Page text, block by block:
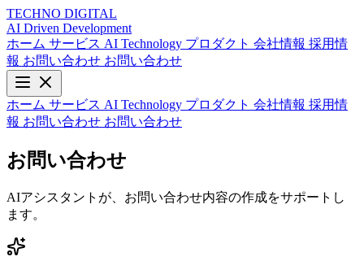
TECHNO DIGITAL
AI Driven Development
ホーム サービス AI Technology プロダクト 会社情報 採用情
報 お問い合わせ お問い合わせ
ホーム サービス AI Technology プロダクト 会社情報 採用情
報 お問い合わせ お問い合わせ
お問い合わせ
AIアシスタントが、お問い合わせ内容の作成をサポートし
ます。